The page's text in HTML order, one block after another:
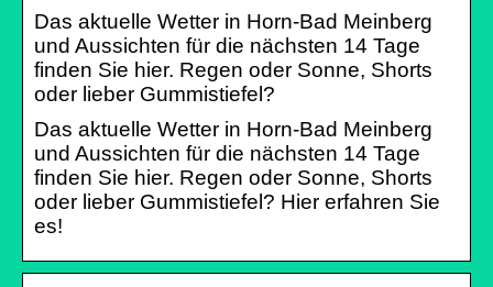
Das aktuelle Wetter in Horn-Bad Meinberg
und Aussichten für die nächsten 14 Tage
finden Sie hier. Regen oder Sonne, Shorts
oder lieber Gummistiefel?
Das aktuelle Wetter in Horn-Bad Meinberg
und Aussichten für die nächsten 14 Tage
finden Sie hier. Regen oder Sonne, Shorts
oder lieber Gummistiefel? Hier erfahren Sie
es!